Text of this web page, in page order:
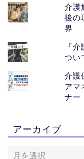
介護
後の
界
『
つい
介護
アマ
ナー
アーカイブ